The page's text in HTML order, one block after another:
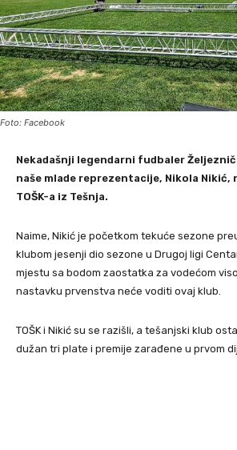
Foto: Facebook
Nekadašnji legendarni fudbaler
naše mlade reprezentacije, Nikola Nikić,
TOŠK-a iz Tešnja.
Naime, Nikić je početkom tekuće sezone
klubom jesenji dio sezone u Drugoj ligi
mjestu sa bodom zaostatka za vodećom
nastavku prvenstva neće voditi ovaj klub.
TOŠK i Nikić su se razišli, a tešanjski klub
dužan tri plate i premije zarađene u prvom